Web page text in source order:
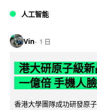
人工智能
Vin 1 日
港大研原子級
一億倍 手機人
香港大學團隊成功研發原